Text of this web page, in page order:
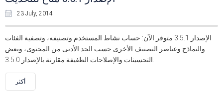
23 July, 2014
الإصدار 3.5.1 متوفر الآن: حساب نشاط المستخدم وتصنيفه، وتصفية الفئات
والنماذج وعناصر التصنيف الأخرى حسب الحد الأدنى من المحتوى، وبعض
أكثر